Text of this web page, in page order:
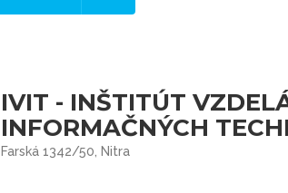
IVIT - INŠTITÚT
INFORMAČNÝCH
Farská 1342/50, Nitra